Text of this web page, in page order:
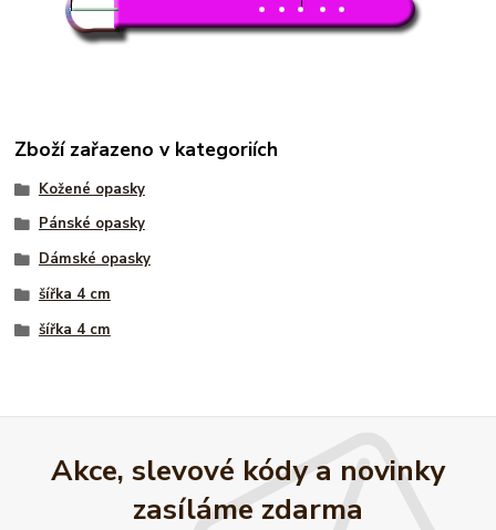
Zboží zařazeno v kategoriích
Kožené opasky
Pánské opasky
Dámské opasky
šířka 4 cm
šířka 4 cm
Akce, slevové kódy a novinky
zasíláme zdarma